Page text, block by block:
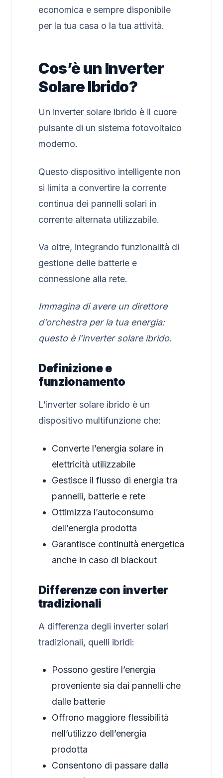
economica e sempre disponibile
per la tua casa o la tua attività.
Cos’è un Inverter
Solare Ibrido?
Un inverter solare ibrido è il cuore
pulsante di un sistema fotovoltaico
moderno.
Questo dispositivo intelligente non
si limita a convertire la corrente
continua dei pannelli solari in
corrente alternata utilizzabile.
Va oltre, integrando funzionalità di
gestione delle batterie e
connessione alla rete.
Immagina di avere un direttore
d’orchestra per la tua energia:
questo è l’inverter solare ibrido.
Definizione e
funzionamento
L’inverter solare ibrido è un
dispositivo multifunzione che:
Converte l’energia solare in
elettricità utilizzabile
Gestisce il flusso di energia tra
pannelli, batterie e rete
Ottimizza l’autoconsumo
dell’energia prodotta
Garantisce continuità energetica
anche in caso di blackout
Differenze con inverter
tradizionali
A differenza degli inverter solari
tradizionali, quelli ibridi:
Possono gestire l’energia
proveniente sia dai pannelli che
dalle batterie
Offrono maggiore flessibilità
nell’utilizzo dell’energia
prodotta
Consentono di passare dalla